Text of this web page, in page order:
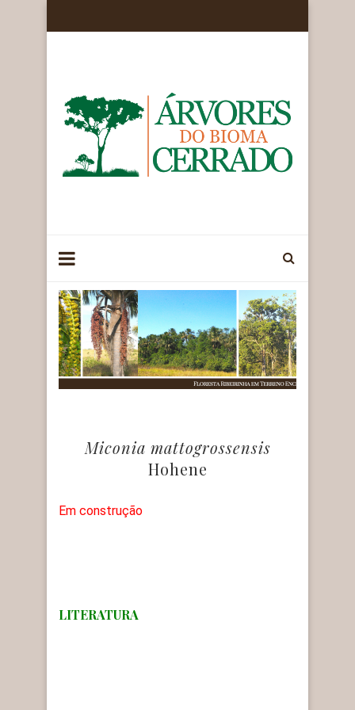
Miconia mattogrossensis
Hohene
Em construção
LITERATURA